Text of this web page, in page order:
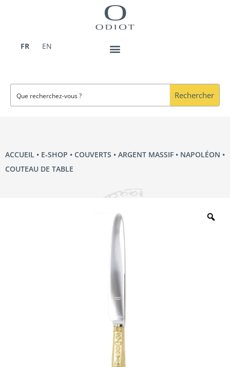
FR
EN
Rechercher
ACCUEIL • E‑SHOP • COUVERTS • ARGENT MASSIF • NAPOLÉON •
COUTEAU DE TABLE